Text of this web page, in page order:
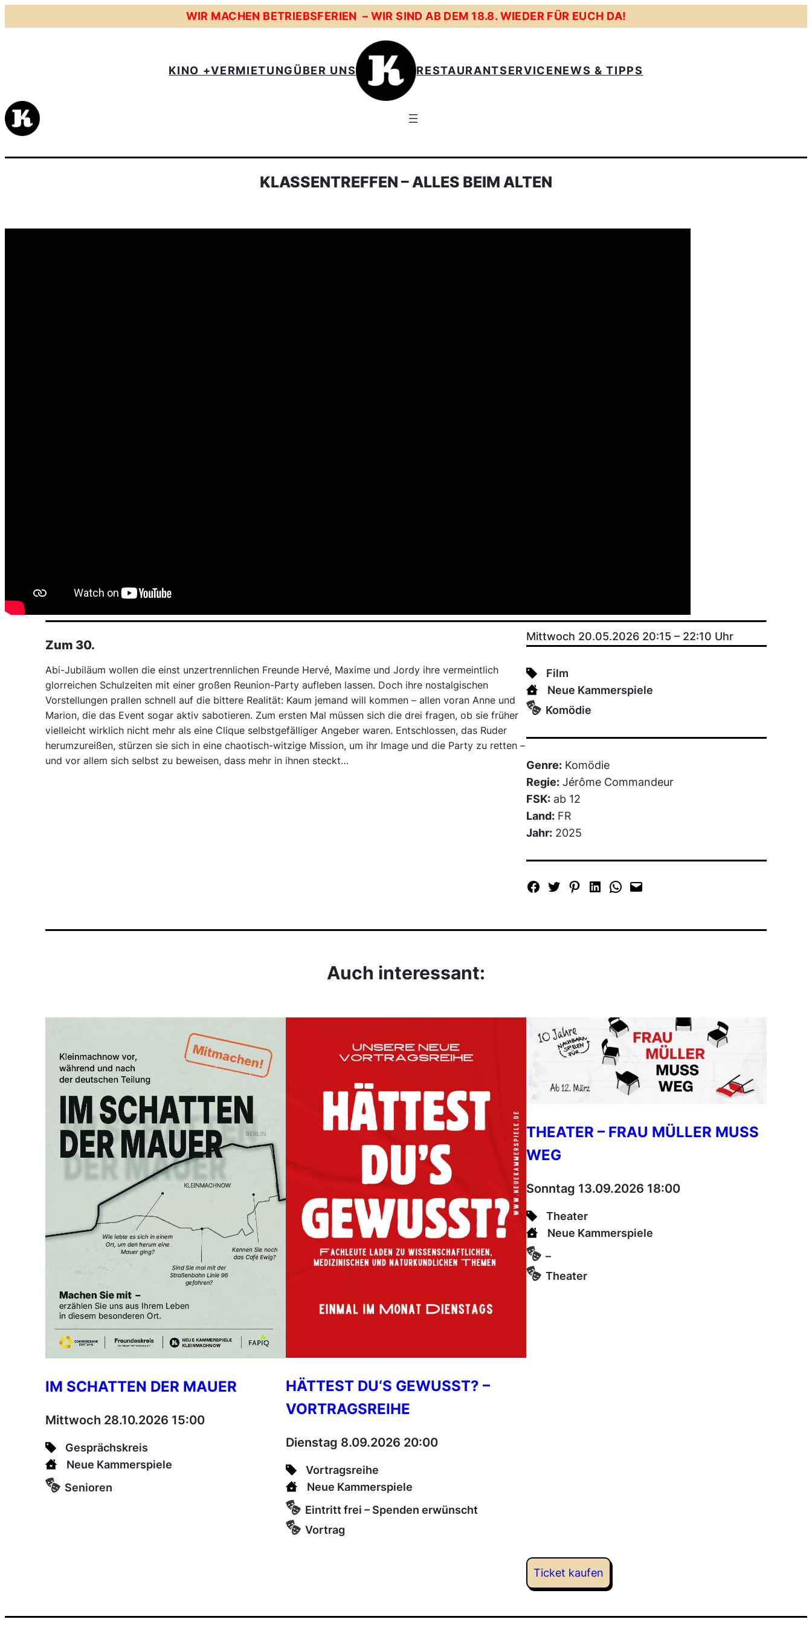
WIR MACHEN BETRIEBSFERIEN – WIR SIND AB DEM 18.8. WIEDER FÜR EUCH DA!
KINO +VERMIETUNGÜBER UNS RESTAURANTSERVICENEWS & TIPPS
KLASSENTREFFEN – ALLES BEIM ALTEN
Zum 30.
Abi-Jubiläum wollen die einst unzertrennlichen Freunde Hervé, Maxime und Jordy ihre vermeintlich
glorreichen Schulzeiten mit einer großen Reunion-Party aufleben lassen. Doch ihre nostalgischen
Vorstellungen prallen schnell auf die bittere Realität: Kaum jemand will kommen – allen voran Anne und
Marion, die das Event sogar aktiv sabotieren. Zum ersten Mal müssen sich die drei fragen, ob sie früher
vielleicht wirklich nicht mehr als eine Clique selbstgefälliger Angeber waren. Entschlossen, das Ruder
herumzureißen, stürzen sie sich in eine chaotisch-witzige Mission, um ihr Image und die Party zu retten –
und vor allem sich selbst zu beweisen, dass mehr in ihnen steckt…
Mittwoch 20.05.2026 20:15 – 22:10 Uhr
Film
Neue Kammerspiele
Komödie
Genre:Komödie
Regie:Jérôme Commandeur
FSK:ab 12
Land:FR
Jahr:2025
Auch interessant:
IM SCHATTEN DER MAUER
Mittwoch 28.10.2026 15:00
Gesprächskreis
Neue Kammerspiele
Senioren
HÄTTEST DU‘S GEWUSST? –
VORTRAGSREIHE
Dienstag 8.09.2026 20:00
Vortragsreihe
Neue Kammerspiele
Eintritt frei – Spenden erwünscht
Vortrag
THEATER – FRAU MÜLLER MUSS
WEG
Sonntag 13.09.2026 18:00
Theater
Neue Kammerspiele
–
Theater
Ticket kaufen